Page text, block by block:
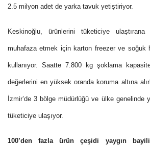
2.5 milyon adet de yarka tavuk yetiştiriyor.
Keskinoğlu, ürünlerini tüketiciye
muhafaza etmek için karton freezer ve soğuk
kullanıyor. Saatte 7.800 kg şoklama
değerlerini en yüksek oranda koruma altına
İzmir’de 3 bölge müdürlüğü ve ülke genelinde
tüketiciye ulaşıyor.
100’den fazla ürün çeşidi yaygın